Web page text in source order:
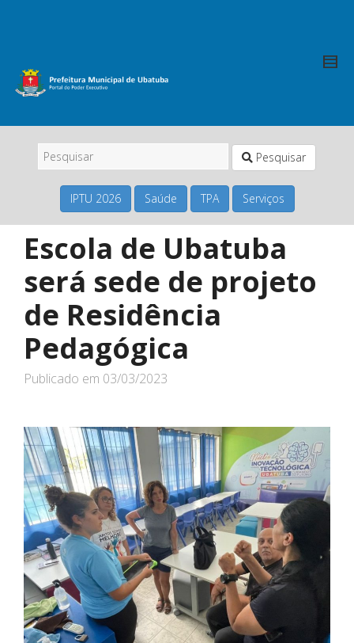
Pesquisar
IPTU 2026 Saúde TPA Serviços
Escola de Ubatuba
será sede de projeto
de Residência
Pedagógica
Publicado em 03/03/2023